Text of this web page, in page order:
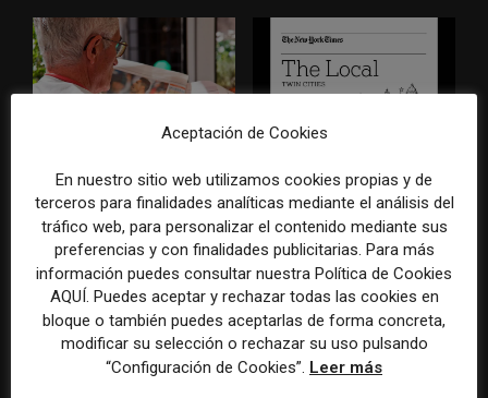
pero no siempre comunidad:
cómo activar a los lectores
que siguen las noticias en
silencio
portada: la estrategia de los
medios para conquistar
ciudad a ciudad
Aceptación de Cookies
En nuestro sitio web utilizamos cookies propias y de
terceros para finalidades analíticas mediante el análisis del
tráfico web, para personalizar el contenido mediante sus
preferencias y con finalidades publicitarias. Para más
información puedes consultar nuestra Política de Cookies
AQUÍ. Puedes aceptar y rechazar todas las cookies en
bloque o también puedes aceptarlas de forma concreta,
modificar su selección o rechazar su uso pulsando
“Configuración de Cookies”. Leer más